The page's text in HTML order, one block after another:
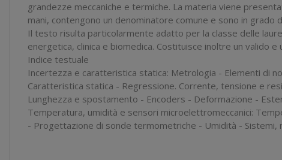
grandezze meccaniche e termiche. La materia viene
mani, contengono un denominatore comune e sono in grado
Il testo risulta particolarmente adatto per la classe delle
energetica, clinica e biomedica. Costituisce inoltre un
Indice testuale
Incertezza e caratteristica statica: Metrologia - Elementi di
Caratteristica statica - Regressione. Corrente, tensione e
Lunghezza e spostamento - Encoders - Deformazione -
Temperatura, umidità e sensori microelettromeccanici:
- Progettazione di sonde termometriche - Umidità - Sistemi,